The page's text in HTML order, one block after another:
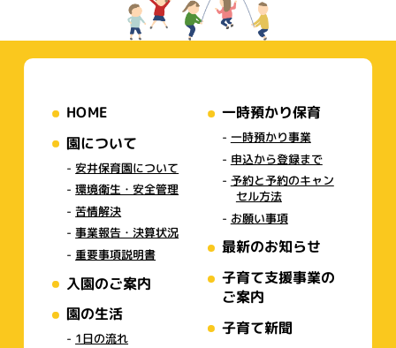
HOME
園について
安井保育園について
環境衛生・安全管理
苦情解決
事業報告・決算状況
重要事項説明書
入園のご案内
園の生活
1日の流れ
一時預かり保育
一時預かり事業
申込から登録まで
予約と予約のキャン
セル方法
お願い事項
最新のお知らせ
子育て支援事業の
ご案内
子育て新聞